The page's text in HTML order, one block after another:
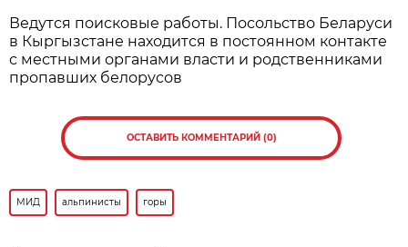
Ведутся поисковые работы. Посольство Беларуси
в Кыргызстане находится в постоянном контакте
с местными органами власти и родственниками
пропавших белорусов
ОСТАВИТЬ КОММЕНТАРИЙ (0)
МИД альпинисты горы